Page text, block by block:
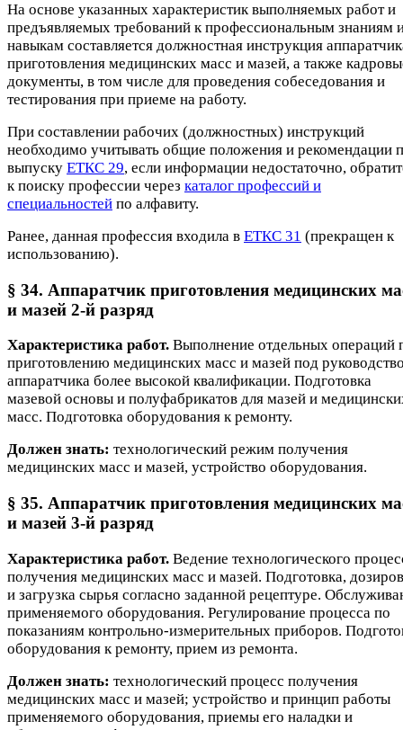
На основе указанных характеристик выполняемых работ и
предъявляемых требований к профессиональным знаниям
навыкам составляется должностная инструкция
приготовления медицинских масс и мазей, а также
документы, в том числе для проведения собеседования и
тестирования при приеме на работу.
При составлении рабочих (должностных) инструкций
необходимо учитывать общие положения и рекомендации
выпуску ЕТКС 29, если информации недостаточно,
к поиску профессии через каталог профессий и
специальностей по алфавиту.
Ранее, данная профессия входила в ЕТКС 31 (прекращен к
использованию).
§ 34. Аппаратчик приготовления медицинских
и мазей 2-й разряд
Характеристика работ. Выполнение отдельных операций
приготовлению медицинских масс и мазей под
аппаратчика более высокой квалификации. Подготовка
мазевой основы и полуфабрикатов для мазей и
масс. Подготовка оборудования к ремонту.
Должен знать: технологический режим получения
медицинских масс и мазей, устройство оборудования.
§ 35. Аппаратчик приготовления медицинских
и мазей 3-й разряд
Характеристика работ. Ведение технологического
получения медицинских масс и мазей. Подготовка,
и загрузка сырья согласно заданной рецептуре.
применяемого оборудования. Регулирование процесса по
показаниям контрольно-измерительных приборов.
оборудования к ремонту, прием из ремонта.
Должен знать: технологический процесс получения
медицинских масс и мазей; устройство и принцип работы
применяемого оборудования, приемы его наладки и